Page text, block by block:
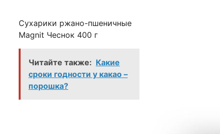
Сухарики ржано-пшеничные
Magnit Чеснок 400 г
Читайте также: Какие
сроки годности у какао –
порошка?